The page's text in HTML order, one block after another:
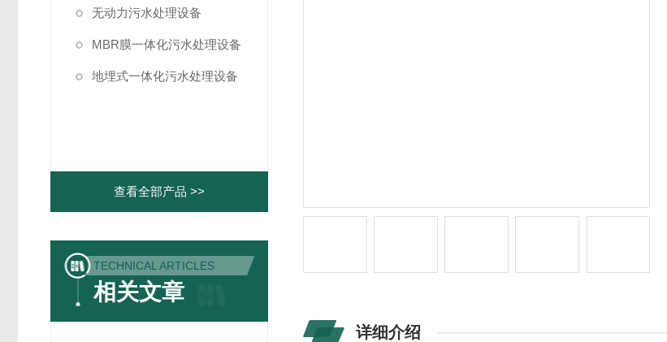
无动力污水处理设备
MBR膜一体化污水处理设备
地埋式一体化污水处理设备
查看全部产品 >>
TECHNICAL ARTICLES
相关文章
详细介绍